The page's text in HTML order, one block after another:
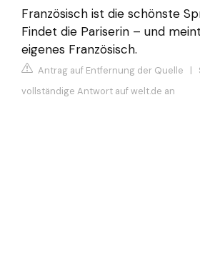
Französisch ist die schönste
Findet die Pariserin – und
eigenes Französisch.
Antrag auf Entfernung der Quelle |
vollständige Antwort auf welt.de an